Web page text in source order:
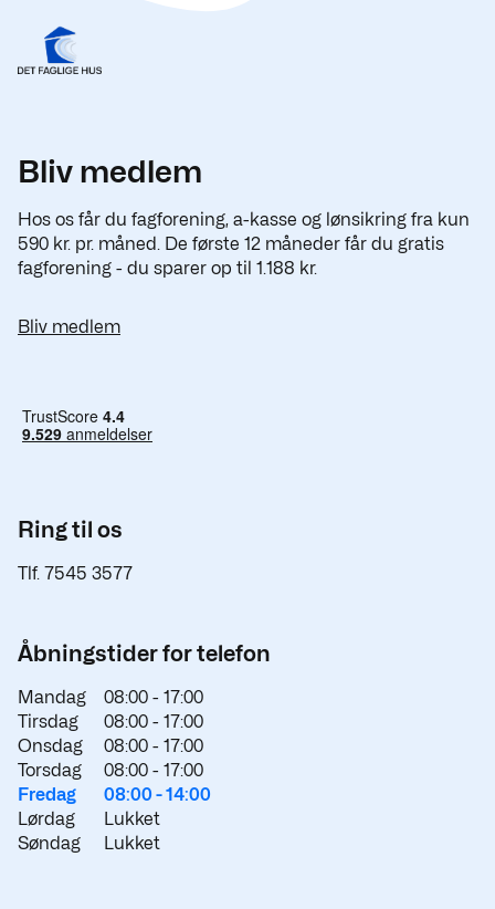
Bliv medlem
Hos os får du fagforening, a-kasse og lønsikring fra kun
590 kr. pr. måned. De første 12 måneder får du gratis
fagforening - du sparer op til 1.188 kr.
Bliv medlem
Ring til os
Tlf. 7545 3577
Åbningstider for telefon
Mandag 08:00 - 17:00
Tirsdag
08:00 - 17:00
Onsdag
08:00 - 17:00
Torsdag
08:00 - 17:00
Fredag
08:00 -14:00
Lørdag
Lukket
Søndag
Lukket